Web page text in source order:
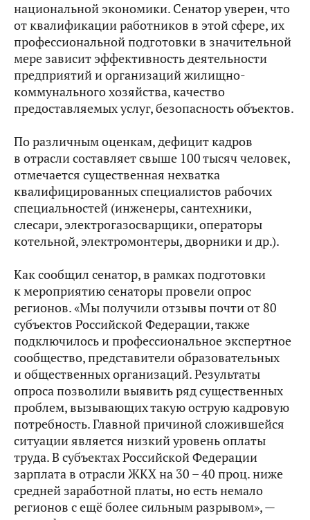
национальной экономики. Сенатор уверен, что
от квалификации работников в этой сфере, их
профессиональной подготовки в значительной
мере зависит эффективность деятельности
предприятий и организаций жилищно-
коммунального хозяйства, качество
предоставляемых услуг, безопасность объектов.
По различным оценкам, дефицит кадров
в отрасли составляет свыше 100 тысяч человек,
отмечается существенная нехватка
квалифицированных специалистов рабочих
специальностей (инженеры, сантехники,
слесари, электрогазосварщики, операторы
котельной, электромонтеры, дворники и др.).
Как сообщил сенатор, в рамках подготовки
к мероприятию сенаторы провели опрос
регионов. «Мы получили отзывы почти от 80
субъектов Российской Федерации, также
подключилось и профессиональное экспертное
сообщество, представители образовательных
и общественных организаций. Результаты
опроса позволили выявить ряд существенных
проблем, вызывающих такую острую кадровую
потребность. Главной причиной сложившейся
ситуации является низкий уровень оплаты
труда. В субъектах Российской Федерации
зарплата в отрасли ЖКХ на 30 – 40 проц. ниже
средней заработной платы, но есть немало
регионов с ещё более сильным разрывом», —